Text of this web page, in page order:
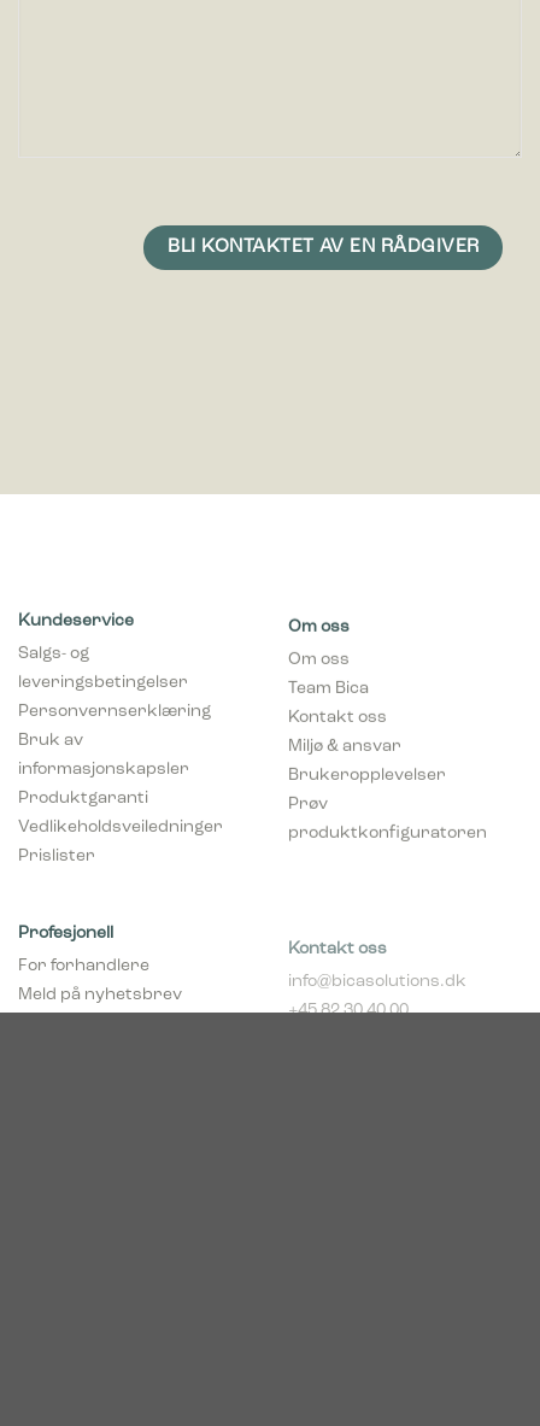
Kundeservice
Salgs- og
leveringsbetingelser
Personvernserklæring
Bruk av
informasjonskapsler
Produktgaranti
Vedlikeholdsveiledninger
Prislister
Om oss
Om oss
Team Bica
Kontakt oss
Miljø & ansvar
Brukeropplevelser
Prøv
produktkonfiguratoren
Profesjonell
Meld på nyhetsbrev
(forhandlere)
+45 82 30 40 00